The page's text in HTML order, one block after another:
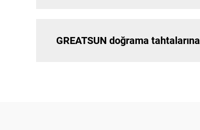
GREATSUN doğrama